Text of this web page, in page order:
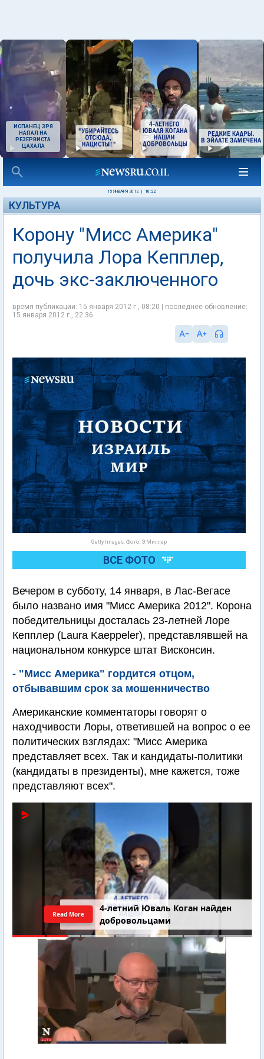
ИСПАНЕЦ ЗРЯ
НАПАЛ НА
РЕЗЕРВИСТА
ЦАХАЛА
15 ЯНВАРЯ 2012 10:22
КУЛЬТУРА
Корону "Мисс Америка"
получила Лора Кепплер,
дочь экс-заключенного
время публикации: 15 января 2012 г., 08:20 | последнее обновление:
15 января 2012 г., 22:36
Getty Images. Фото: Э.Миллер
ВСЕ ФОТО
Вечером в субботу, 14 января, в Лас-Вегасе
было названо имя "Мисс Америка 2012". Корона
победительницы досталась 23-летней Лоре
Кепплер (Laura Kaeppeler), представлявшей на
национальном конкурсе штат Висконсин.
- "Мисс Америка" гордится отцом,
отбывавшим срок за мошенничество
Американские комментаторы говорят о
находчивости Лоры, ответившей на вопрос о ее
политических взглядах: "Мисс Америка
представляет всех. Так и кандидаты-политики
(кандидаты в президенты), мне кажется, тоже
представляют всех".
4-летний Юваль Коган найден
добровольцами
Read More